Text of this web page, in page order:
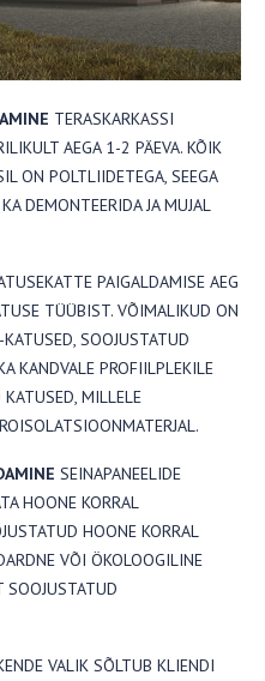
TERASKARKASSI
AEGA 1-2 PÄEVA. KÕIK
ON POLTLIIDETEGA, SEEGA
DEMONTEERIDA JA MUJAL
PAIGALDAMISE AEG
TÜÜBIST. VÕIMALIKUD ON
SOOJUSTATUD
KANDVALE PROFIILPLEKILE
MILLELE
SEINAPANEELIDE
HOONE KORRAL
HOONE KORRAL
VÕI ÖKOLOOGILINE
SOOJUSTATUD
VALIK SÕLTUB KLIENDI